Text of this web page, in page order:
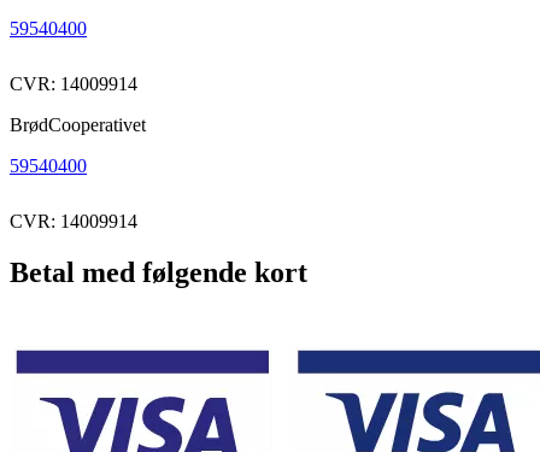
59540400
CVR: 14009914
BrødCooperativet
59540400
CVR: 14009914
Betal med følgende kort